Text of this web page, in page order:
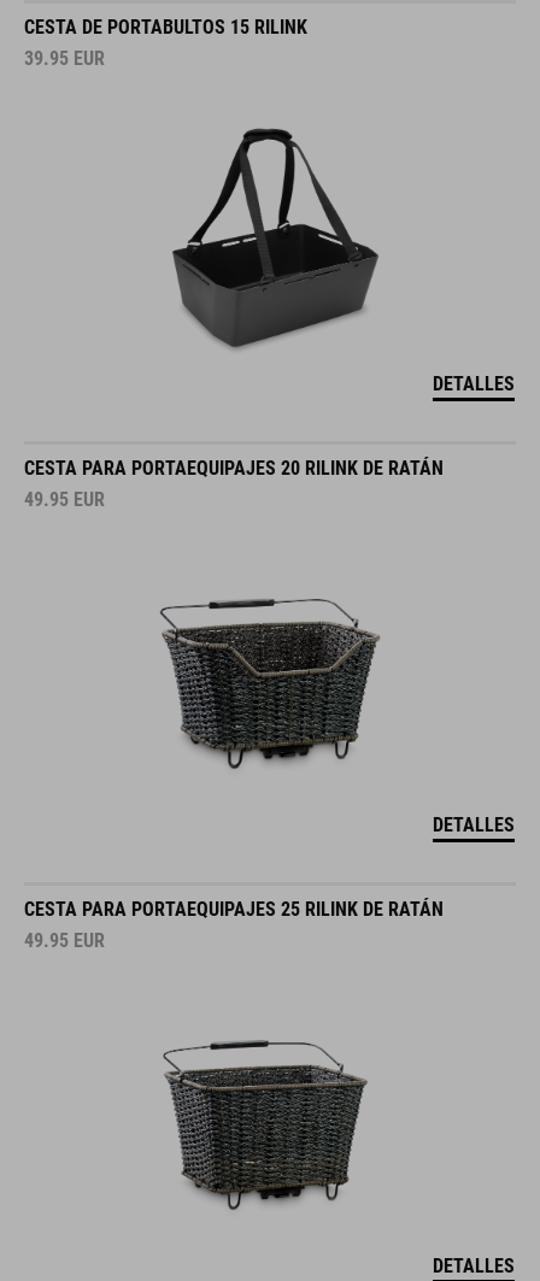
CESTA DE PORTABULTOS 15 RILINK
39.95 EUR
DETALLES
CESTA PARA PORTAEQUIPAJES 20 RILINK DE RATÁN
49.95 EUR
DETALLES
CESTA PARA PORTAEQUIPAJES 25 RILINK DE RATÁN
49.95 EUR
DETALLES